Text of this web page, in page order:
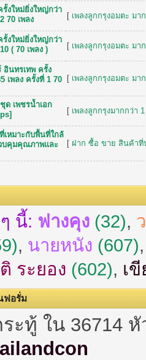
รั้งใหม่ยิ่งใหญ่กว่า
70 เพลง
[ เพลงลูกกรุงอมตะ มา
รั้งใหม่ยิ่งใหญ่กว่า
( 70 เพลง )
[ เพลงลูกกรุงอมตะ มา
อินทรเทพ ครั้ง
เพลง ครั้งที่ 1 70
[ เพลงลูกกรุงอมตะ มา
ด เพชรน้ำเอก
[ เพลงลูกกรุงมากกว่า
เหมาะกับพื้นที่ใกล้
บคุมคุณภาพและ
[ ฝาก ซื้อ ขาย สินค้าที่
นี้: ฟางคุง (32),
, นายหนัง (607)
ระยอง (602), เ
ฟอรั่ม
ระทู้ ใน 36714